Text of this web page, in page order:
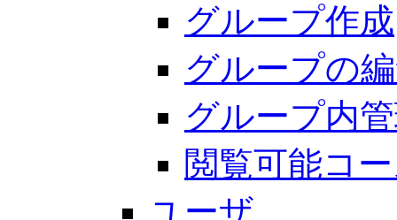
グループ作成
グループの
グループ内
閲覧可能コ
ユーザ